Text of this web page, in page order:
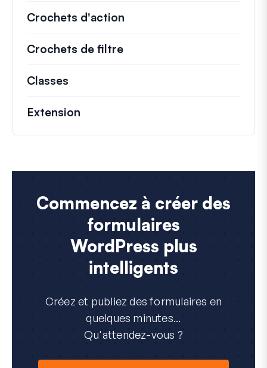
Crochets d'action
Crochets de filtre
Classes
Extension
Commencez à créer des
formulaires
WordPress plus
intelligents
Créez et publiez des formulaires en
quelques minutes...
Qu'attendez-vous ?